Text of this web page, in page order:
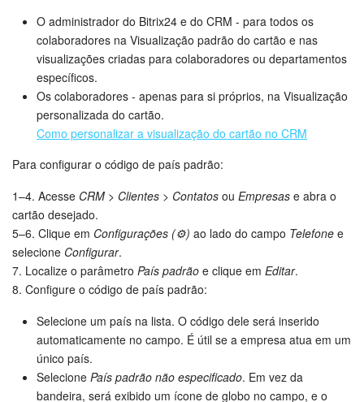
Grupos de trabalho
Tarefas e Projetos
CRM
CoPilot - IA no Bitrix24
Contact Center
Telefonia
Sales Center
Análise CRM
O administrador do Bitrix24 e do CRM - para todos os
colaboradores na Visualização padrão do cartão e nas
visualizações criadas para colaboradores ou departamentos
específicos.
Os colaboradores - apenas para si próprios, na Visualização
personalizada do cartão.
Como personalizar a visualização do cartão no CRM
Para configurar o código de país padrão:
1–4. Acesse CRM > Clientes > Contatos ou Empresas e abra o
cartão desejado.
5–6. Clique em Configurações (⚙️) ao lado do campo Telefone e
selecione Configurar.
7. Localize o parâmetro País padrão e clique em Editar.
8. Configure o código de país padrão:
Selecione um país na lista. O código dele será inserido
automaticamente no campo. É útil se a empresa atua em um
único país.
Selecione País padrão não especificado. Em vez da
bandeira, será exibido um ícone de globo no campo, e o